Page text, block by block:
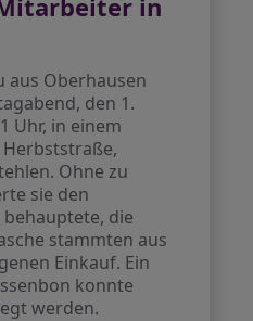
in
aus Oberhausen
den 1.
Uhr, in einem
Ohne zu
sie den
die
stammten aus
Einkauf. Ein
konnte
werden.